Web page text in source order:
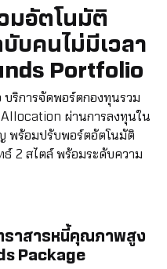
มอัตโนมัติ
บคนไม่มีเวลา
Portfolio
บริการจัดพอร์ตกองทุนรวม
ผ่านการลงทุนใน
พร้อมปรับพอร์ตอัตโนมัติ
2 สไตล์ พร้อมระดับความ
ราสารหนี้คุณภาพสูง
Package